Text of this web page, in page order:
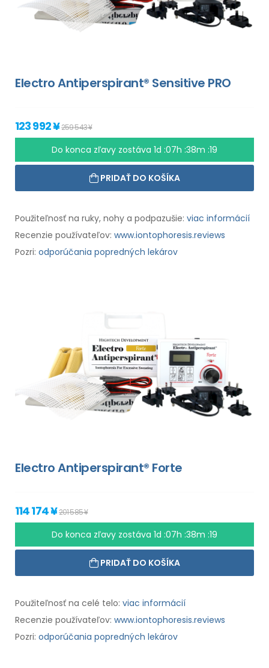
Electro Antiperspirant® Sensitive PRO
123 992 ¥259 543 ¥
Do konca zľavy zostáva 1d :07h :38m :18
PRIDAŤ DO KOŠÍKA
Použiteľnosť na ruky, nohy a podpazušie: viac informácií
Recenzie používateľov: www.iontophoresis.reviews
Pozri: odporúčania popredných lekárov
Electro Antiperspirant® Forte
114 174 ¥201 585 ¥
Do konca zľavy zostáva 1d :07h :38m :18
PRIDAŤ DO KOŠÍKA
Použiteľnosť na celé telo: viac informácií
Recenzie používateľov: www.iontophoresis.reviews
Pozri: odporúčania popredných lekárov